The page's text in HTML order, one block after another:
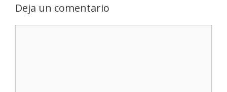
Deja un comentario